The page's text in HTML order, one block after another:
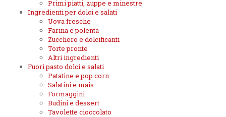
Primi piatti, zuppe e minestre
Ingredienti per dolci e salati
Uova fresche
Farina e polenta
Zucchero e dolcificanti
Torte pronte
Altri ingredienti
Fuori pasto dolci e salati
Patatine e pop corn
Salatini e mais
Formaggini
Budini e dessert
Tavolette cioccolato